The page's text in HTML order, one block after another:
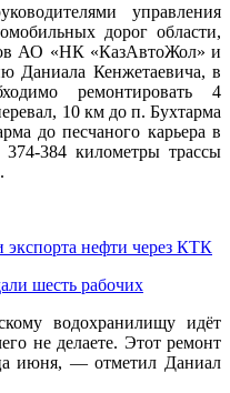
управления
дорог области,
АО «НК «КазАвтоЖол» и
Даниала Кенжетаевича, в
ремонтировать 4
10 км до п. Бухтарма
до песчаного карьера в
384 километры трассы
экспорта нефти через КТК
шесть рабочих
водохранилищу идёт
не делаете. Этот ремонт
июня, — отметил Даниал